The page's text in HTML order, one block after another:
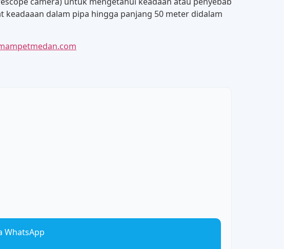
dalam pipa hingga panjang 50 meter didalam
WhatsApp